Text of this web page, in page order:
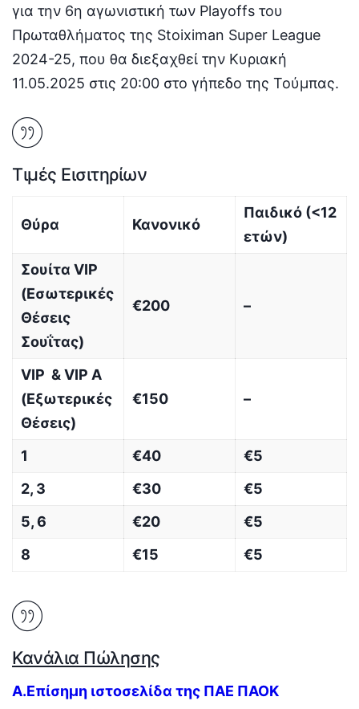
για την 6η αγωνιστική των Playoffs του
Πρωταθλήματος της Stoiximan Super League
2024-25, που θα διεξαχθεί την Κυριακή
11.05.2025 στις 20:00 στο γήπεδο της Τούμπας.
Τιμές Εισιτηρίων
Θύρα Κανονικό
Παιδικό (<12
ετών)
Σουίτα VIP
(Εσωτερικές
Θέσεις
Σουΐτας)
€200 –
VIP & VIP A
(Εξωτερικές
Θέσεις)
€150 –
1 €40
€5
2, 3
€30
€5
5, 6
€20
€5
8
€15 €5
Κανάλια Πώλησης
Α.Επίσημη ιστοσελίδα της ΠΑΕ ΠΑΟΚ